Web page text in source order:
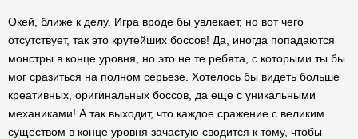
Окей, ближе к делу. Игра вроде бы увлекает, но вот чего
отсутствует, так это крутейших боссов! Да, иногда попадаются
монстры в конце уровня, но это не те ребята, с которыми ты бы
мог сразиться на полном серьезе. Хотелось бы видеть больше
креативных, оригинальных боссов, да еще с уникальными
механиками! А так выходит, что каждое сражение с великим
существом в конце уровня зачастую сводится к тому, чтобы